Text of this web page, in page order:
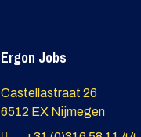
Ergon Jobs
Castellastraat 26
6512 EX Nijmegen